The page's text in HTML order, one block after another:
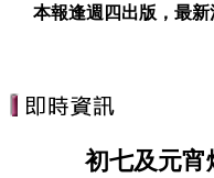
本報逢週四出版，最新
初七及元宵